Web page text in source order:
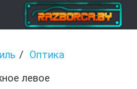
Оптика
левое